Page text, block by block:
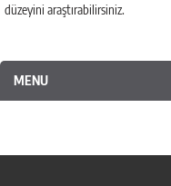
düzeyini araştırabilirsiniz.
MENU